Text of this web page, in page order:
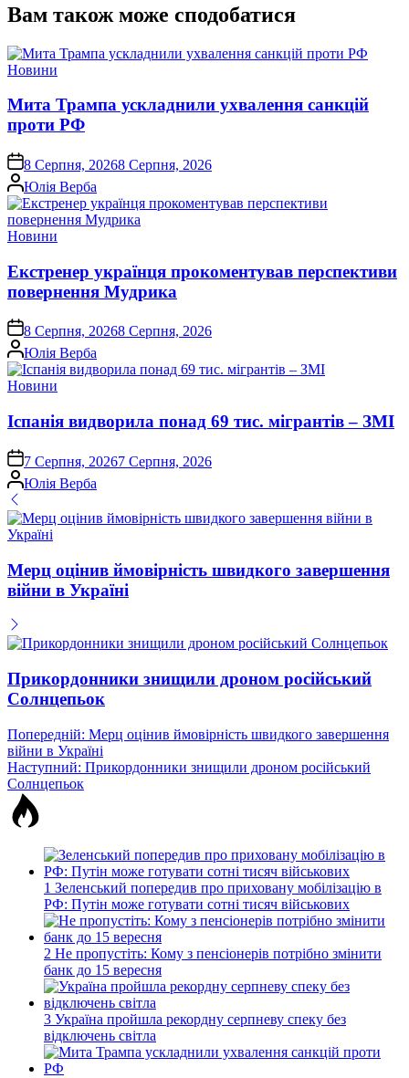
Вам також може сподобатися
Опублікувати
Новини
Мита Трампа ускладнили ухвалення санкцій
проти РФ
on8 Серпня, 20268 Серпня, 2026
Опубліковано
Юлія Верба
Опублікувати
Новини
Екстренер українця прокоментував перспективи
повернення Мудрика
on8 Серпня, 20268 Серпня, 2026
Опубліковано
Юлія Верба
Опублікувати
Новини
Іспанія видворила понад 69 тис. мігрантів – ЗМІ
on 7 Серпня, 20267 Серпня, 2026
Опубліковано
Юлія Верба
Мерц оцінив ймовірність швидкого завершення
війни в Україні
Прикордонники знищили дроном російський
Солнцепьок
Навігація
записів
Попередній: Мерц оцінив ймовірність швидкого завершення
війни в Україні
Наступний: Прикордонники знищили дроном російський
Солнцепьок
1 Зеленський попередив про приховану мобілізацію в
РФ: Путін може готувати сотні тисяч військових
2 Не пропустіть: Кому з пенсіонерів потрібно змінити
банк до 15 вересня
3 Україна пройшла рекордну серпневу спеку без
відключень світла